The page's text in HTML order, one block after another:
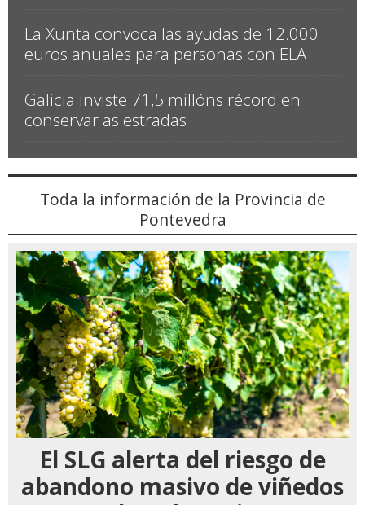
La Xunta convoca las ayudas de 12.000
euros anuales para personas con ELA
Galicia inviste 71,5 millóns récord en
conservar as estradas
Toda la información de la Provincia de
Pontevedra
El SLG alerta del riesgo de
abandono masivo de viñedos